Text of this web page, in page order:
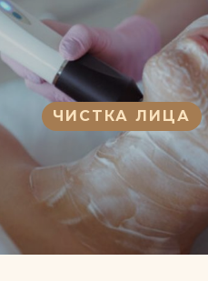
ЧИСТКА ЛИЦА